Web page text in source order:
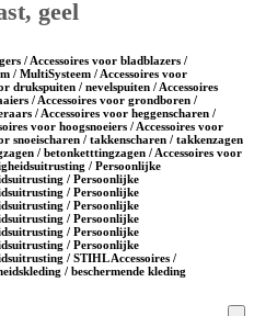
geel
/ Accessoires voor bladblazers /
/ MultiSysteem / Accessoires voor
drukspuiten / nevelspuiten / Accessoires
/ Accessoires voor grondboren /
/ Accessoires voor heggenscharen /
voor hoogsnoeiers / Accessoires voor
snoeischaren / takkenscharen / takkenzagen
/ betonketttingzagen / Accessoires voor
/ Persoonlijke
/ Persoonlijke
/ Persoonlijke
/ Persoonlijke
/ Persoonlijke
/ Persoonlijke
/ Persoonlijke
/ STIHL Accessoires /
/ beschermende kleding